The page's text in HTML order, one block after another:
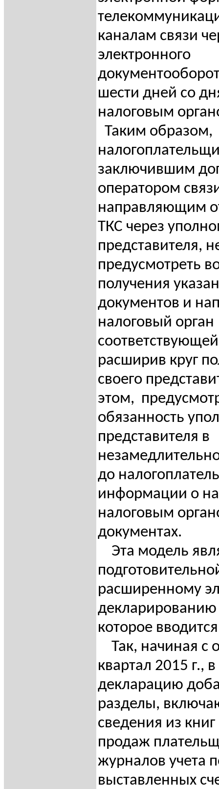
каналам связи
электронного
шести дней со
налоговым
Таким образом,
заключившим
оператором
направляющим
ТКС через
представителя,
предусмотреть
получения
документов и
налоговый орган
расширив круг
своего
этом,
обязанность
представителя в
до
информации о
налоговым
документах.
Эта модель
расширенному
которое
Так, начиная с
квартал 2015 г.,
декларацию
разделы,
сведения из
продаж
журналов учета
выставленных